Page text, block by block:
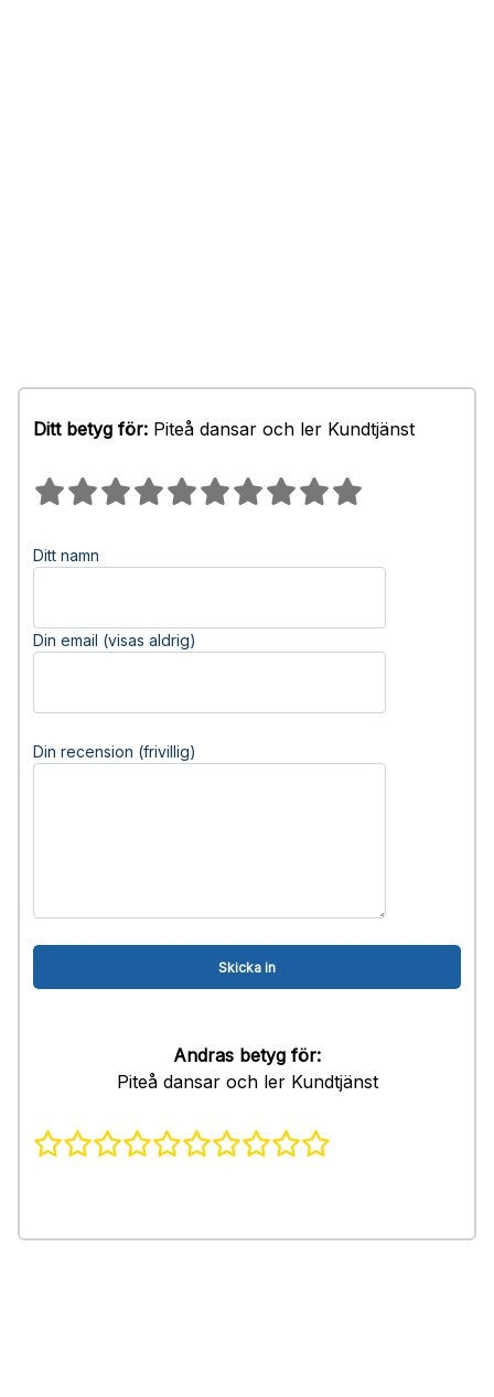
Ditt betyg för: Piteå dansar och ler Kundtjänst
Ditt namn
Din email (visas aldrig)
Din recension (frivillig)
Andras betyg för:
Piteå dansar och ler Kundtjänst